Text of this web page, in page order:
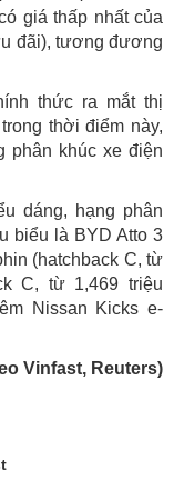
giá thấp nhất của
đãi), tương đương
thức ra mắt thị
thời điểm này,
phân khúc xe điện
dáng, hạng phân
biểu là BYD Atto 3
(hatchback C, từ
C, từ 1,469 triệu
Nissan Kicks e-
Vinfast, Reuters)